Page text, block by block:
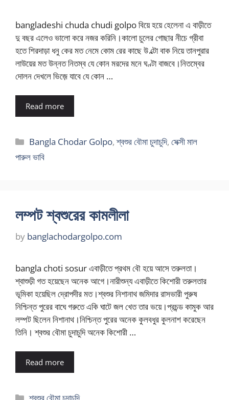
bangladeshi chuda chudi golpo বিয়ে হয়ে হেলেনা এ বাড়ীতে
দু বছর এলেও ভালো করে নজর করিনি।কালো চুলের গোছার নীচে গ্রীবা
হতে শিরদাড়া ধনু কের মত নেমে কোম রের কাছে উ ল্টো বাক নিয়ে তানপুরার
লাউয়ের মত উন্নত নিতম্ব যে কোন মরদের মনে ঘণ্টা বাজবে।নিতম্বের
দোলন দেখলে ভিজ়ে যাবে যে কোন …
Read more
Categories
Bangla Chodar Golpo,শ্বশুর বৌমা চুদাচুদি,সেক্সী মাল
পারুল ভাবি
লম্পট শ্বশুরের কামলীলা
by banglachodargolpo.com
bangla choti sosur এবাড়ীতে প্রথম বৌ হয়ে আসে তরুলতা।
শ্বাশুড়ী গত হয়েছেন অনেক আগে।নারীশুন্য এবাড়ীতে কিশোরী তরুলতার
ভূমিকা হয়েছিল দ্রোপদীর মত।শ্বশুর নিশানাথ জমিদার রাসভারী পুরুষ
নিশ্চিন্ত পুরের বাঘে গরুতে একি ঘাটে জল খেত তার ভয়ে।প্রচন্ড কামুক আর
লম্পট ছিলেন নিশানাথ।নিশ্চিন্ত পুরের অনেক কুলবধুর কুলনাশ করেছেন
তিনি। শ্বশুর বৌমা চুদাচুদি অনেক কিশোরী …
Read more
Categories